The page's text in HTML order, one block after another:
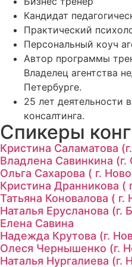
Кандидат
Практический
Персональный коуч
Автор программы
Владелец агентства
Петербурге.
25 лет деятельности
консалтинга.
Спикеры
Кристина Саламатова
Владлена Савинкина (г.
Ольга Сахарова ( г.
Кристина Дранникова (
Татьяна Коновалова ( г.
Наталья Ерусланова (г.
Елена Савина
Надежда Крутова (г.
Олеся Чернышенко (г.
Наталья Нургалиева (г.